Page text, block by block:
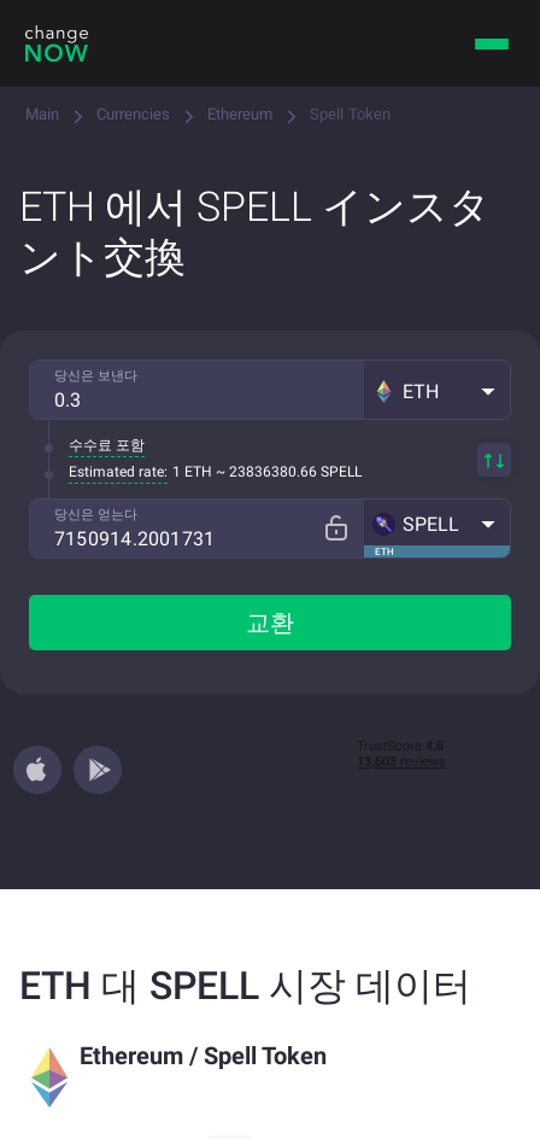
Main Currencies Ethereum Spell Token
ETH 에서 SPELL インスタ
ント交換
당신은 보낸다
ETH
수수료 포함
Estimated rate: 1 ETH ~ 23836380.66 SPELL
당신은 얻는다
ETH
SPELL
교환
ETH 대 SPELL 시장 데이터
Ethereum / Spell Token